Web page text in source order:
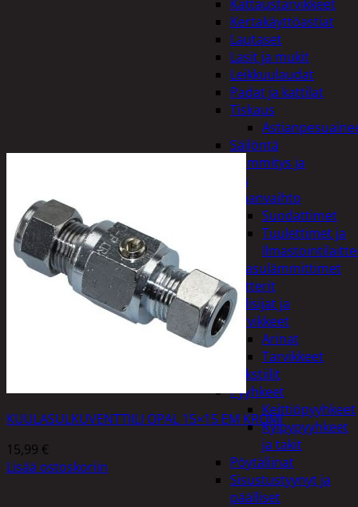
Kattaustarvikkeet
Kertakäyttöastiat
Lautaset
Lasit ja mukit
Leikkuulaudat
Padat ja kattilat
Tiskaus
Säilöntä
Kodin lämmitys ja
tuuletus
Ilmanvaihto
Suodattimet
Tuulettimet ja
Kaasulämmittimet
Patterit
Tulisijat ja
tarvikkeet
Arinat
Tarvikkeet
Kodintekstiilit
Pyyhkeet
Keittiöpyyhkeet
Kylpypyyhkeet
ja takit
Pöytäliinat
Sisustustyynyt ja
päälliset
KUULASULKUVENTTIILI OPAL 15×15 EM KROMI
15,99 €
Lisää ostoskoriin